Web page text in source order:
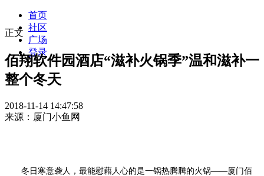
首页
社区
广场
登录
正文
佰翔软件园酒店“滋补火锅季”温和滋补一
整个冬天
2018-11-14 14:47:58
来源：厦门小鱼网
冬日寒意袭人，最能慰藉人心的是一锅热腾腾的火锅——厦门佰